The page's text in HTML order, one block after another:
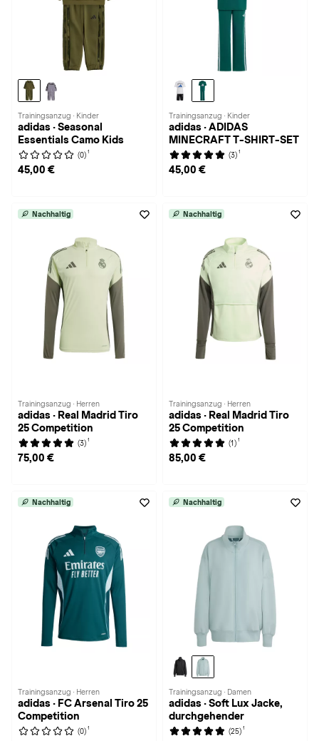
Trainingsanzug · Kinder
adidas · Seasonal
Essentials Camo Kids
(0) 1
45,00 €
Trainingsanzug · Kinder
adidas · ADIDAS
MINECRAFT T-SHIRT-SET
(3) 1
45,00 €
Nachhaltig
Trainingsanzug · Herren
adidas · Real Madrid Tiro
25 Competition
(3) 1
75,00 €
Nachhaltig
Trainingsanzug · Herren
adidas · Real Madrid Tiro
25 Competition
(1) 1
85,00 €
Nachhaltig
Trainingsanzug · Herren
adidas · FC Arsenal Tiro 25
Competition
(0) 1
Nachhaltig
Trainingsanzug · Damen
adidas · Soft Lux Jacke,
durchgehender
(25) 1